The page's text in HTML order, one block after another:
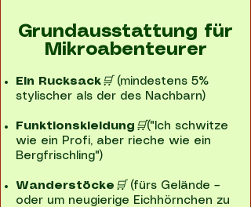
Grundausstattung für
Mikroabenteurer
Ein Rucksack 🛒 (mindestens 5%
stylischer als der des Nachbarn)
Funktionskleidung 🛒("Ich schwitze
wie ein Profi, aber rieche wie ein
Bergfrischling")
Wanderstöcke 🛒 (fürs Gelände –
oder um neugierige Eichhörnchen zu